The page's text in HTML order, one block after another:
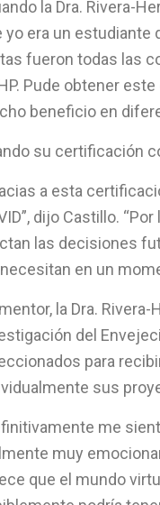
la Dra. Rivera-
yo era un estudiante
fueron todas las
Pude obtener
beneficio en
su certificación
a esta
dijo Castillo.
las decisiones
necesitan en un
la Dra.
del
para
sus
me
muy
que el mundo